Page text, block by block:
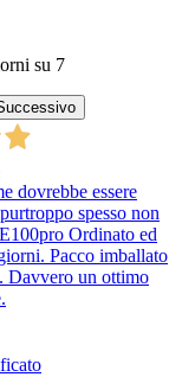
su 7
dovrebbe essere
spesso non
Ordinato ed
Pacco imballato
Davvero un ottimo